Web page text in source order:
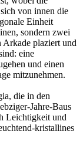
von innen die
Einheit
sondern zwei
Arkade plaziert und
eine
und einen
mitzunehmen.
die in den
Jahre-Baus
Leichtigkeit und
kristallines